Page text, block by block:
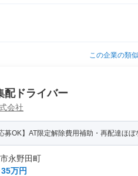
この企業の類
配ドライバー
会社
募OK】AT限定解除費用補助・再配達ほ
永野田町
万円